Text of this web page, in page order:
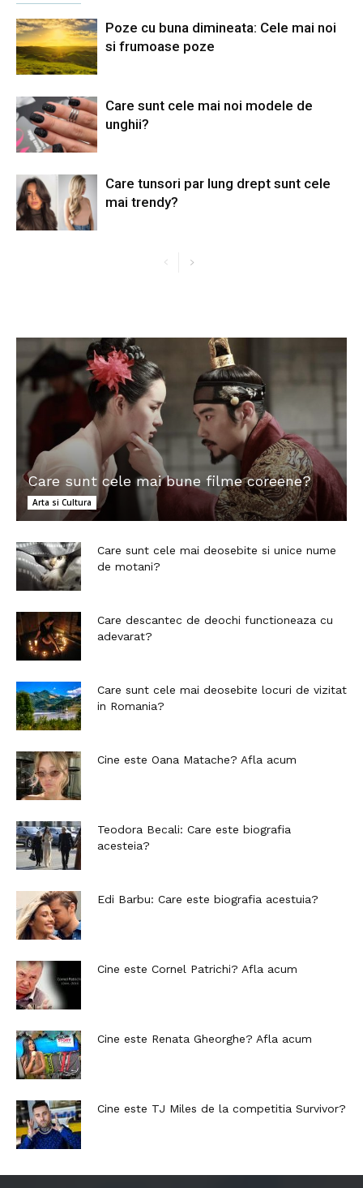
Poze cu buna dimineata: Cele mai noi
si frumoase poze
Care sunt cele mai noi modele de
unghii?
Care tunsori par lung drept sunt cele
mai trendy?
Care sunt cele mai bune filme coreene?
Arta si Cultura
Care sunt cele mai deosebite si unice nume
de motani?
Care descantec de deochi functioneaza cu
adevarat?
Care sunt cele mai deosebite locuri de vizitat
in Romania?
Cine este Oana Matache? Afla acum
Teodora Becali: Care este biografia
acesteia?
Edi Barbu: Care este biografia acestuia?
Cine este Cornel Patrichi? Afla acum
Cine este Renata Gheorghe? Afla acum
Cine este TJ Miles de la competitia Survivor?